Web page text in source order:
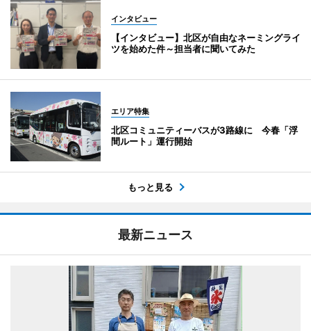
インタビュー
【インタビュー】北区が自由なネーミングライ
ツを始めた件～担当者に聞いてみた
エリア特集
北区コミュニティーバスが3路線に 今春「浮
間ルート」運行開始
もっと見る
最新ニュース